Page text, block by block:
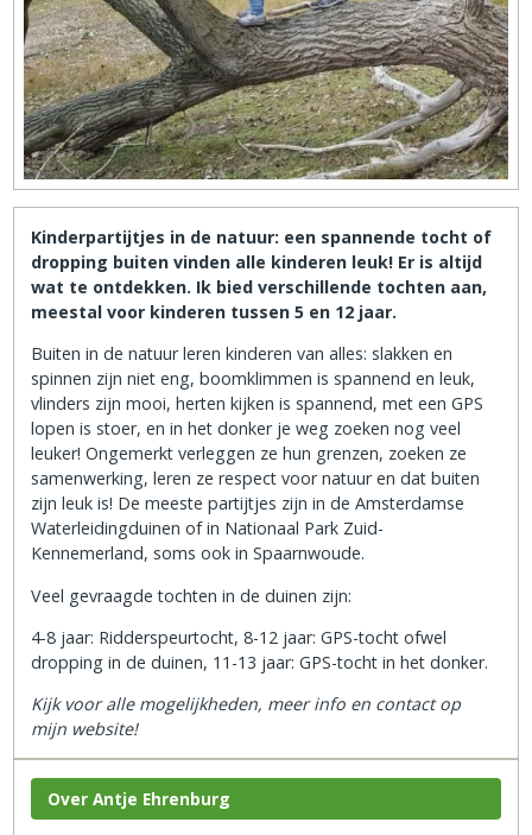
Kinderpartijtjes in de natuur: een spannende tocht of
dropping buiten vinden alle kinderen leuk! Er is altijd
wat te ontdekken. Ik bied verschillende tochten aan,
meestal voor kinderen tussen 5 en 12 jaar.
Buiten in de natuur leren kinderen van alles: slakken en
spinnen zijn niet eng, boomklimmen is spannend en leuk,
vlinders zijn mooi, herten kijken is spannend, met een GPS
lopen is stoer, en in het donker je weg zoeken nog veel
leuker! Ongemerkt verleggen ze hun grenzen, zoeken ze
samenwerking, leren ze respect voor natuur en dat buiten
zijn leuk is! De meeste partijtjes zijn in de Amsterdamse
Waterleidingduinen of in Nationaal Park Zuid-
Kennemerland, soms ook in Spaarnwoude.
Veel gevraagde tochten in de duinen zijn:
4-8 jaar: Ridderspeurtocht, 8-12 jaar: GPS-tocht ofwel
dropping in de duinen, 11-13 jaar: GPS-tocht in het donker.
Kijk voor alle mogelijkheden, meer info en contact op
mijn website!
Over Antje Ehrenburg